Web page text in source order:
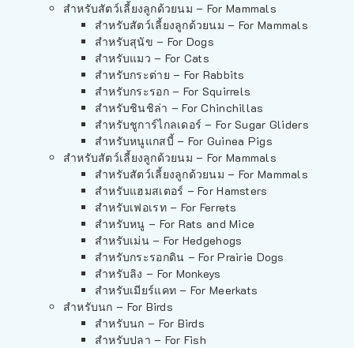
สำหรับสัตว์เลี้ยงลูกด้วยนม – For Mammals
สำหรับสัตว์เลี้ยงลูกด้วยนม – For Mammals
สำหรับสุนัข – For Dogs
สำหรับแมว – For Cats
สำหรับกระต่าย – For Rabbits
สำหรับกระรอก – For Squirrels
สำหรับชินชิล่า – For Chinchillas
สำหรับชูการ์ไกลเดอร์ – For Sugar Gliders
สำหรับหนูแกสบี้ – For Guinea Pigs
สำหรับสัตว์เลี้ยงลูกด้วยนม – For Mammals
สำหรับสัตว์เลี้ยงลูกด้วยนม – For Mammals
สำหรับแฮมสเตอร์ – For Hamsters
สำหรับเฟอเรท – For Ferrets
สำหรับหนู – For Rats and Mice
สำหรับเม่น – For Hedgehogs
สำหรับกระรอกดิน – For Prairie Dogs
สำหรับลิง – For Monkeys
สำหรับเมียร์แคท – For Meerkats
สำหรับนก – For Birds
สำหรับนก – For Birds
สำหรับปลา – For Fish